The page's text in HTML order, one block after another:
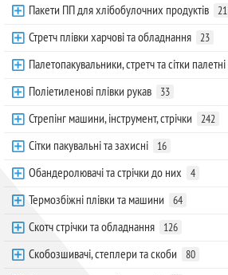
Пакети ПП для хлібобулочних продуктів 21
Стретч плівки харчові та обладнання 23
Палетопакувальники, стретч та сітки палетні
Поліетиленові плівки рукав 33
Стрепінг машини, інструмент, стрічки 242
Сітки пакувальні та захисні 16
Обандеролювачі та стрічки до них 4
Термозбіжні плівки та машини 64
Скотч стрічки та обладнання 126
Скобозшивачі, степлери та скоби 80